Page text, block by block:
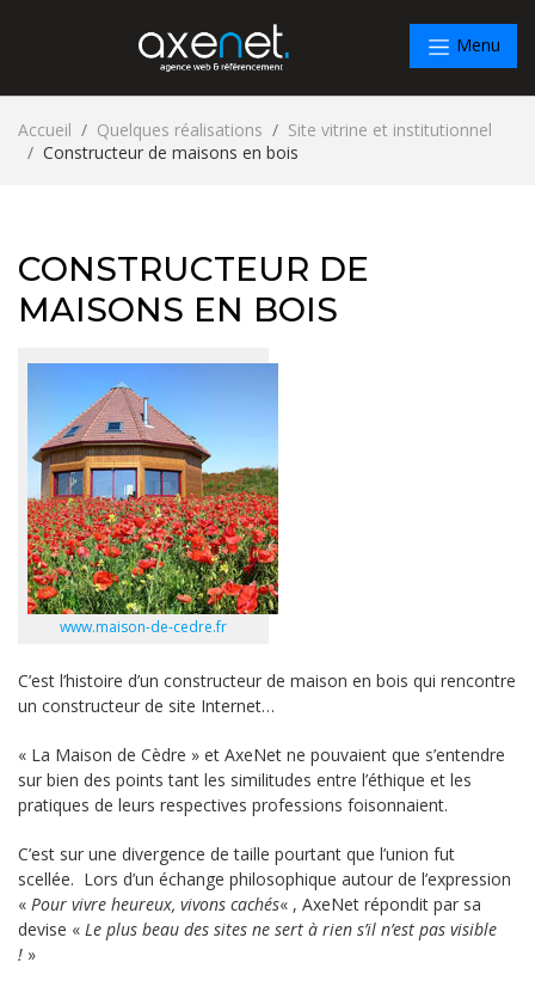
Menu
Accueil Quelques réalisations
Site vitrine et institutionnel
Constructeur de maisons en bois
CONSTRUCTEUR DE
MAISONS EN BOIS
www.maison-de-cedre.fr
C’est l’histoire d’un constructeur de maison en bois qui rencontre
un constructeur de site Internet…
« La Maison de Cèdre » et AxeNet ne pouvaient que s’entendre
sur bien des points tant les similitudes entre l’éthique et les
pratiques de leurs respectives professions foisonnaient.
C’est sur une divergence de taille pourtant que l’union fut
scellée. Lors d’un échange philosophique autour de l’expression
« Pour vivre heureux, vivons cachés« , AxeNet répondit par sa
devise « Le plus beau des sites ne sert à rien s’il n’est pas visible
! »